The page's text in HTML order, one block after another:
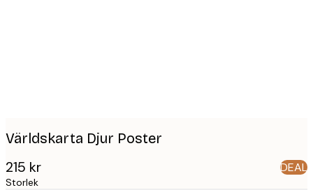
Världskarta Djur Poster
215 kr DEAL
Storlek